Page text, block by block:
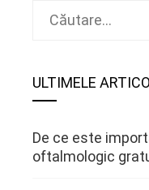
Caută
ULTIMELE
De ce este
oftalmologic